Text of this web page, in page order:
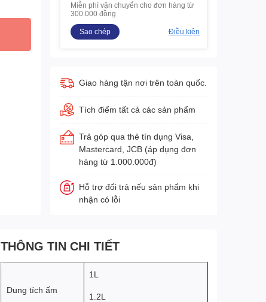
Miễn phí vận chuyển cho đơn hàng từ
300.000 đồng
Sao chép
Điều kiện
Giao hàng tận nơi trên toàn quốc.
Tích điểm tất cả các sản phẩm
Trả góp qua thẻ tín dụng Visa,
Mastercard, JCB (áp dụng đơn
hàng từ 1.000.000đ)
Hỗ trợ đổi trả nếu sản phẩm khi
nhận có lỗi
THÔNG TIN CHI TIẾT
Dung tích ấm
1L
1.2L